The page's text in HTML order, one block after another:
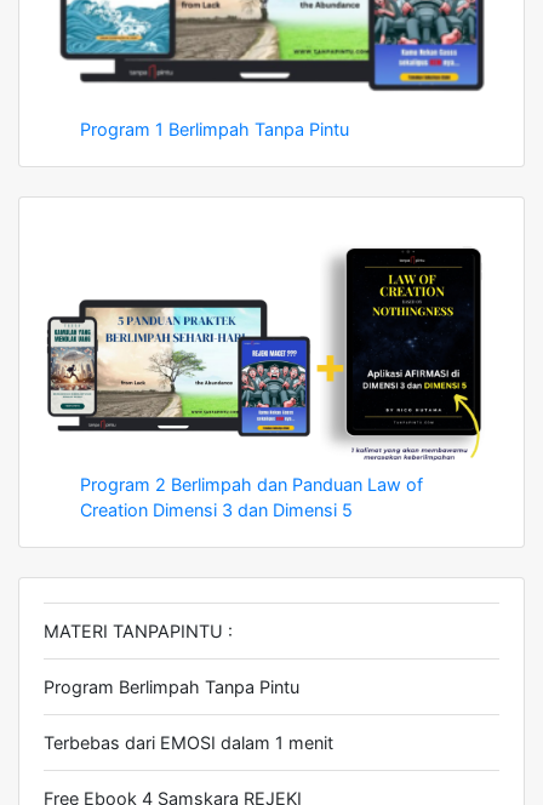
Program 1 Berlimpah Tanpa Pintu
Program 2 Berlimpah dan Panduan Law of
Creation Dimensi 3 dan Dimensi 5
MATERI TANPAPINTU :
Program Berlimpah Tanpa Pintu
Terbebas dari EMOSI dalam 1 menit
Free Ebook 4 Samskara REJEKI